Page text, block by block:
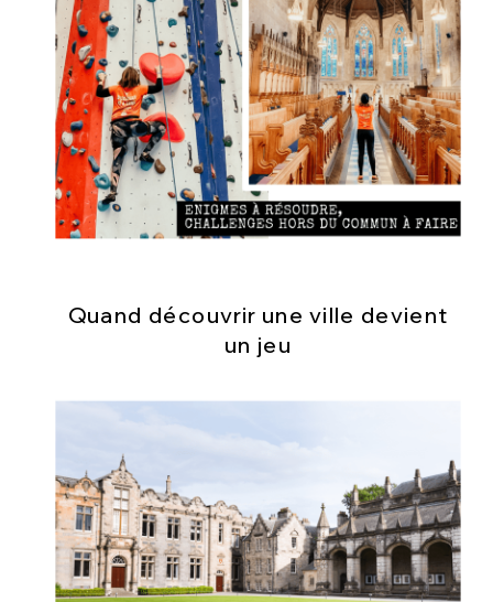
Quand découvrir une ville devient
un jeu